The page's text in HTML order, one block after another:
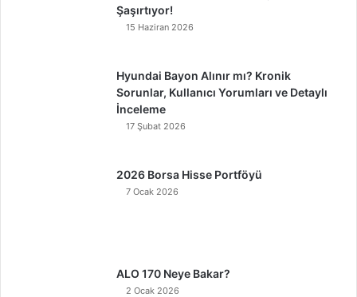
Şaşırtıyor!
15 Haziran 2026
Hyundai Bayon Alınır mı? Kronik
Sorunlar, Kullanıcı Yorumları ve Detaylı
İnceleme
17 Şubat 2026
2026 Borsa Hisse Portföyü
7 Ocak 2026
ALO 170 Neye Bakar?
2 Ocak 2026